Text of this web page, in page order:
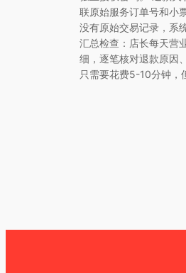
联原始服务订单号和小
没有原始交易记录，系
汇总检查：店长每天营
细，逐笔核对退款原因
只需要花费5-10分钟，